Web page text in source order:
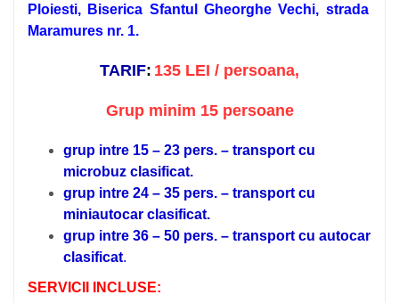
Ploiesti, Biserica Sfantul Gheorghe Vechi, strada
Maramures nr. 1.
TARIF: 135 LEI / persoana,
Grup minim 15 persoane
grup intre 15 – 23 pers. – transport cu
microbuz clasificat.
grup intre 24 – 35 pers. – transport cu
miniautocar clasificat.
grup intre 36 – 50 pers. – transport cu autocar
clasificat.
SERVICII INCLUSE: